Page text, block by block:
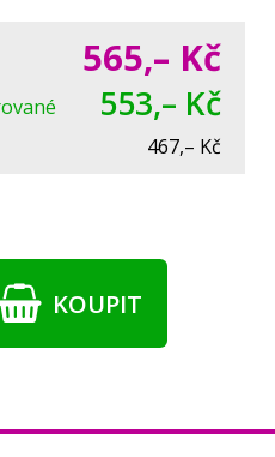
565,– Kč
553,– Kč
467,– Kč
KOUPIT